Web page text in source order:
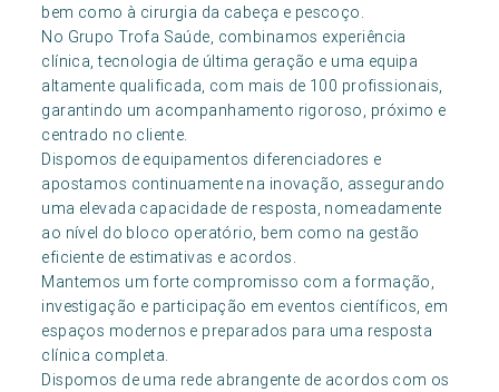
bem como à cirurgia da cabeça e pescoço.
No Grupo Trofa Saúde, combinamos experiência
clínica, tecnologia de última geração e uma equipa
altamente qualificada, com mais de 100 profissionais,
garantindo um acompanhamento rigoroso, próximo e
centrado no cliente.
Dispomos de equipamentos diferenciadores e
apostamos continuamente na inovação, assegurando
uma elevada capacidade de resposta, nomeadamente
ao nível do bloco operatório, bem como na gestão
eficiente de estimativas e acordos.
Mantemos um forte compromisso com a formação,
investigação e participação em eventos científicos, em
espaços modernos e preparados para uma resposta
clínica completa.
Dispomos de uma rede abrangente de acordos com os